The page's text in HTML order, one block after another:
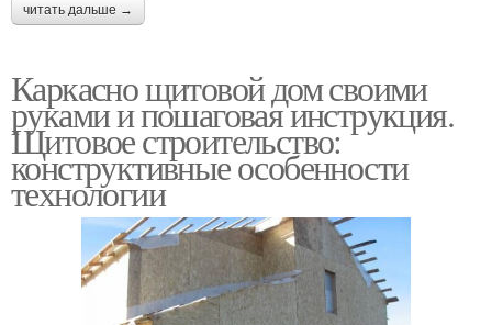
читать дальше →
Каркасно щитовой дом своими
руками и пошаговая инструкция.
Щитовое строительство:
конструктивные особенности
технологии